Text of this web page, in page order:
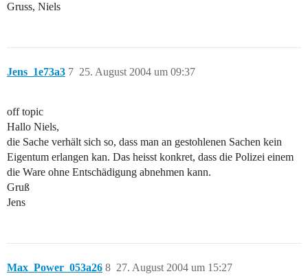
Gruss, Niels
Jens_1e73a3 25. August 2004 um 09:37
7
off topic
Hallo Niels,
die Sache verhält sich so, dass man an gestohlenen Sachen kein
Eigentum erlangen kan. Das heisst konkret, dass die Polizei einem
die Ware ohne Entschädigung abnehmen kann.
Gruß
Jens
Max_Power_053a26 27. August 2004 um 15:27
8